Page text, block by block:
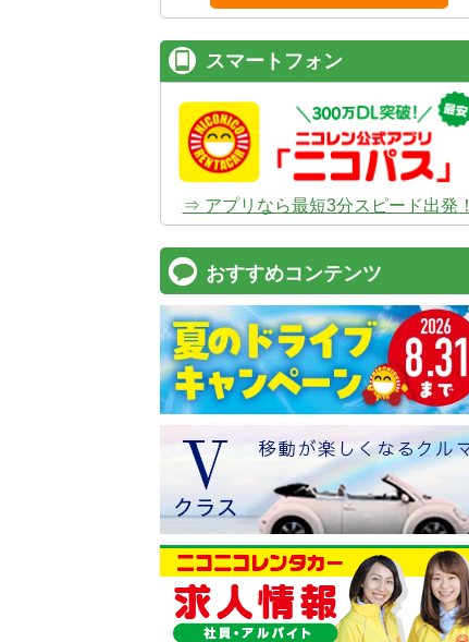
スマートフォン
⇒ アプリなら最短3分スピード出発！
おすすめコンテンツ